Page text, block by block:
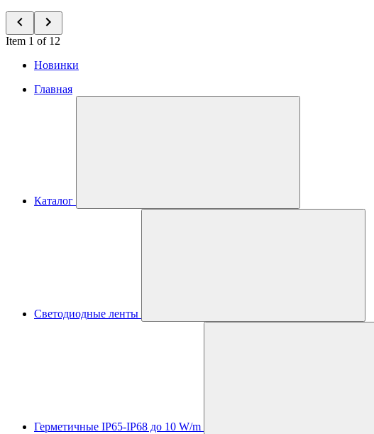
Item 1 of 12
Новинки
Главная
Каталог
Светодиодные ленты
Герметичные IP65-IP68 до 10 W/m